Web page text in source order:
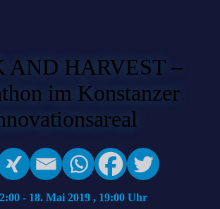
AND HARVEST –
im Konstanzer
- 18. Mai 2019 , 19:00